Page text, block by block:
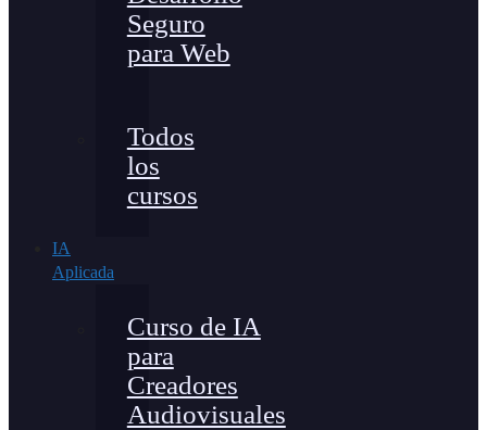
Seguro
para Web
Todos
los
cursos
IA
Aplicada
Curso de IA
para
Creadores
Audiovisuales